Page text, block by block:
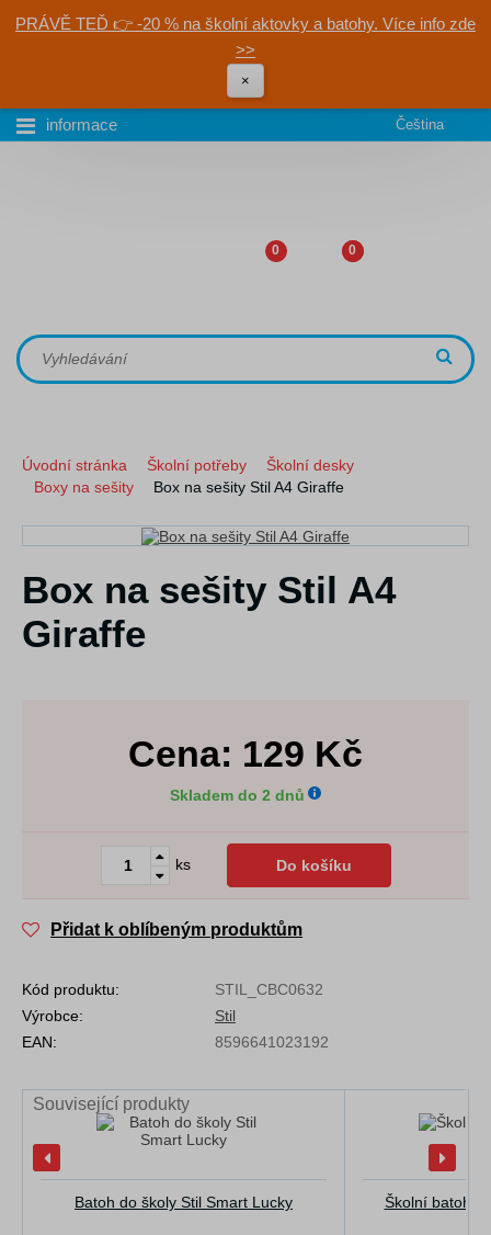
PRÁVĚ TEĎ 👉 -20 % na školní aktovky a batohy. Více info zde
>>
×
informace Čeština
0 0
Úvodní stránka Školní potřeby
Školní desky
Boxy na sešity
Box na sešity Stil A4 Giraffe
Box na sešity Stil A4
Giraffe
Cena: 129 Kč
Skladem do 2 dnů
ks Do košíku
Přidat k oblíbeným produktům
Kód produktu:
STIL_CBC0632
Výrobce:
Stil
EAN:
8596641023192
Související produkty
Batoh do školy Stil Smart Lucky Školní batoh